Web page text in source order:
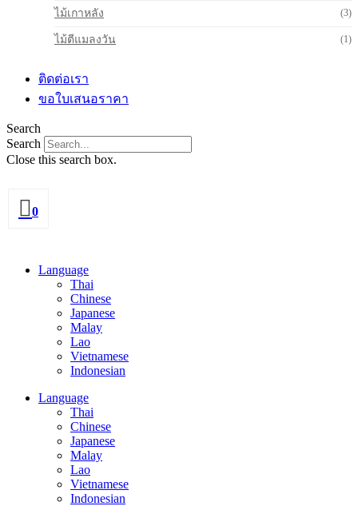
ไม้เกาหลัง (3)
ไม้ตีแมลงวัน (1)
ติดต่อเรา
ขอใบเสนอราคา
Search
Search
Close this search box.
0
Language
Thai
Chinese
Japanese
Malay
Lao
Vietnamese
Indonesian
Language
Thai
Chinese
Japanese
Malay
Lao
Vietnamese
Indonesian